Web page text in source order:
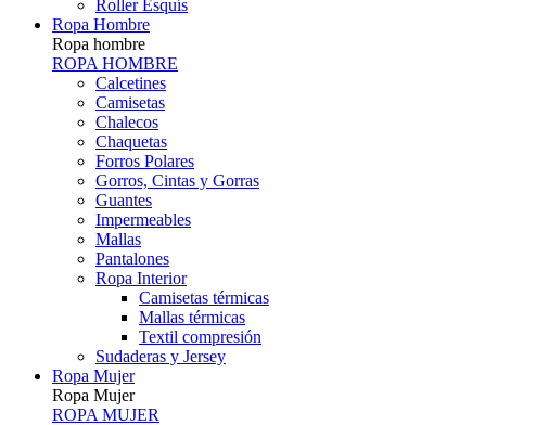
Roller Esquís
Ropa Hombre
Ropa hombre
ROPA HOMBRE
Calcetines
Camisetas
Chalecos
Chaquetas
Forros Polares
Gorros, Cintas y Gorras
Guantes
Impermeables
Mallas
Pantalones
Ropa Interior
Camisetas térmicas
Mallas térmicas
Textil compresión
Sudaderas y Jersey
Ropa Mujer
Ropa Mujer
ROPA MUJER